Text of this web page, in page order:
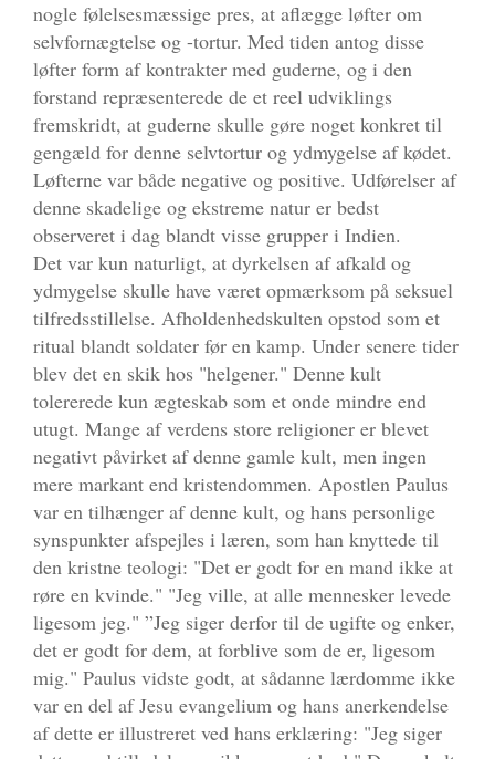
nogle følelsesmæssige pres, at aflægge løfter om
selvfornægtelse og -tortur. Med tiden antog disse
løfter form af kontrakter med guderne, og i den
forstand repræsenterede de et reel udviklings
fremskridt, at guderne skulle gøre noget konkret til
gengæld for denne selvtortur og ydmygelse af kødet.
Løfterne var både negative og positive. Udførelser af
denne skadelige og ekstreme natur er bedst
observeret i dag blandt visse grupper i Indien.
Det var kun naturligt, at dyrkelsen af afkald og
ydmygelse skulle have været opmærksom på seksuel
tilfredsstillelse. Afholdenhedskulten opstod som et
ritual blandt soldater før en kamp. Under senere tider
blev det en skik hos "helgener." Denne kult
tolererede kun ægteskab som et onde mindre end
utugt. Mange af verdens store religioner er blevet
negativt påvirket af denne gamle kult, men ingen
mere markant end kristendommen. Apostlen Paulus
var en tilhænger af denne kult, og hans personlige
synspunkter afspejles i læren, som han knyttede til
den kristne teologi: "Det er godt for en mand ikke at
røre en kvinde." "Jeg ville, at alle mennesker levede
ligesom jeg." ”Jeg siger derfor til de ugifte og enker,
det er godt for dem, at forblive som de er, ligesom
mig." Paulus vidste godt, at sådanne lærdomme ikke
var en del af Jesu evangelium og hans anerkendelse
af dette er illustreret ved hans erklæring: "Jeg siger